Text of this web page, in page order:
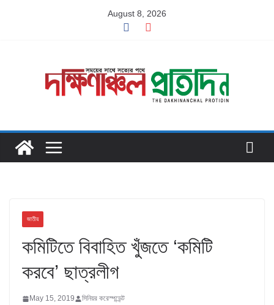
August 8, 2026
জাতীয়
কমিটিতে বিবাহিত খুঁজতে ‘কমিটি
করবে’ ছাত্রলীগ
May 15, 2019 সিনিয়র করেস্পন্ডেন্ট